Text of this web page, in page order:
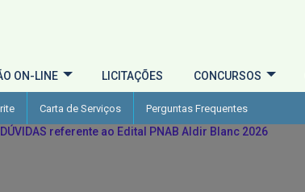
ON-LINE LICITAÇÕES CONCURSOS
Carta de Serviços Perguntas Frequentes